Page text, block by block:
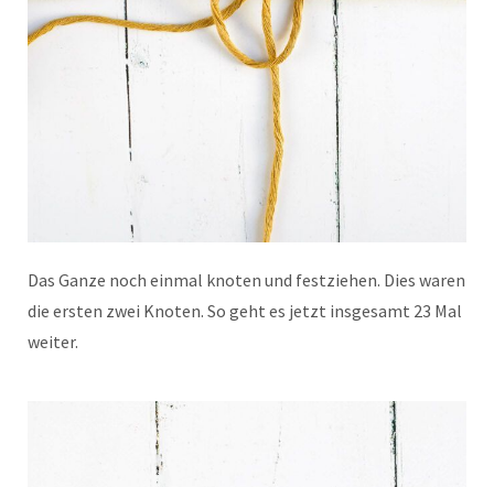
Das Ganze noch einmal knoten und festziehen. Dies waren
die ersten zwei Knoten. So geht es jetzt insgesamt 23 Mal
weiter.